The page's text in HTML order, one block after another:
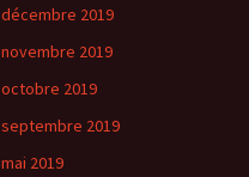
décembre 2019
novembre 2019
octobre 2019
septembre 2019
mai 2019